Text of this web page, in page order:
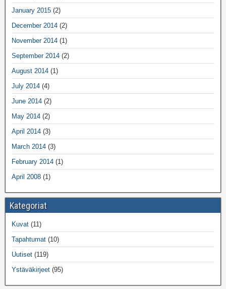
January 2015 (2)
December 2014 (2)
November 2014 (1)
September 2014 (2)
August 2014 (1)
July 2014 (4)
June 2014 (2)
May 2014 (2)
April 2014 (3)
March 2014 (3)
February 2014 (1)
April 2008 (1)
Kategoriat
Kuvat (11)
Tapahtumat (10)
Uutiset (119)
Ystäväkirjeet (95)